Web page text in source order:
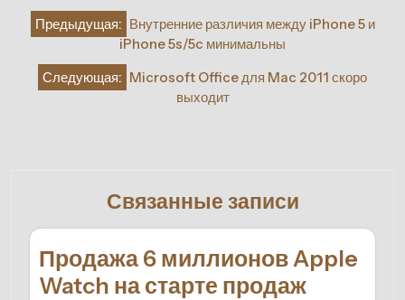
Навигация
по
записям
Предыдущая: Внутренние различия между iPhone 5 и
iPhone 5s/5c минимальны
Следующая: Microsoft Office для Mac 2011 скоро
выходит
Связанные записи
Продажа 6 миллионов Apple
Watch на старте продаж